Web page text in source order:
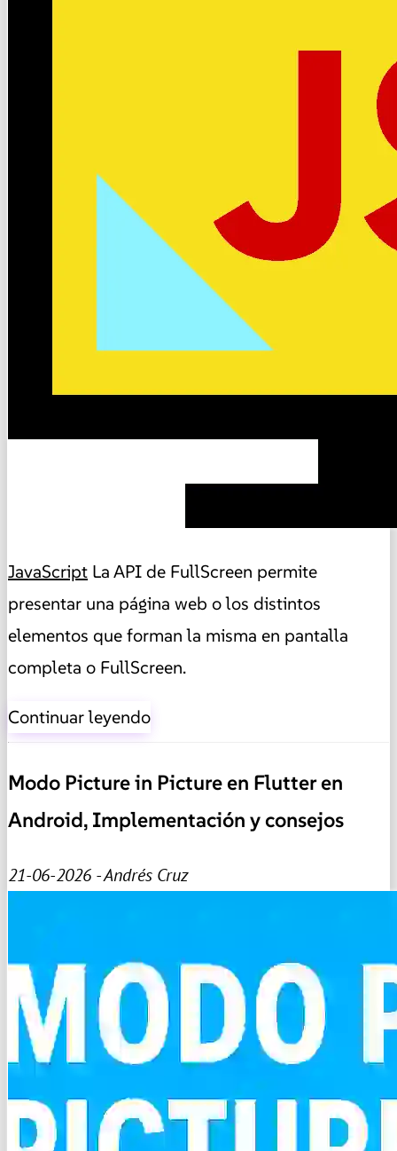
JavaScript La API de FullScreen permite
presentar una página web o los distintos
elementos que forman la misma en pantalla
completa o FullScreen.
Continuar leyendo
Modo Picture in Picture en Flutter en
Android, Implementación y consejos
21-06-2026 - Andrés Cruz